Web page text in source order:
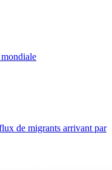
de migrants arrivant par